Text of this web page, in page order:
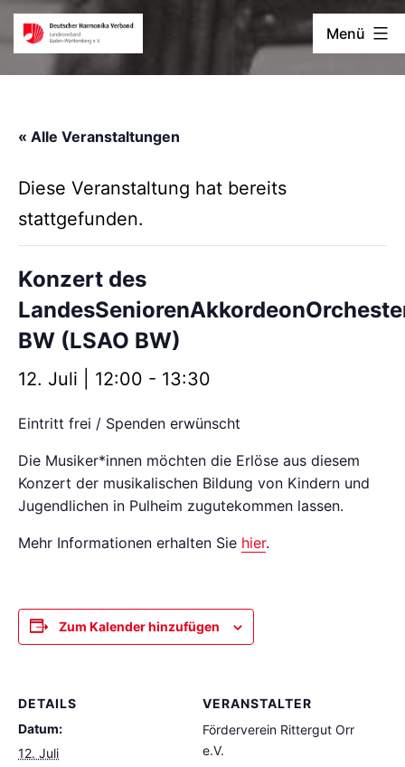
Zum
Inhalt
springen
Deutscher
Menü
« Alle Veranstaltungen
Diese Veranstaltung hat bereits
stattgefunden.
Konzert des
BW (LSAO BW)
12. Juli | 12:00 - 13:30
Eintritt frei / Spenden erwünscht
Die Musiker*innen möchten die Erlöse aus diesem
Konzert der musikalischen Bildung von Kindern und
Jugendlichen in Pulheim zugutekommen lassen.
Mehr Informationen erhalten Sie hier.
Zum Kalender hinzufügen
DETAILS
Datum:
12. Juli
VERANSTALTER
Förderverein Rittergut Orr
e.V.